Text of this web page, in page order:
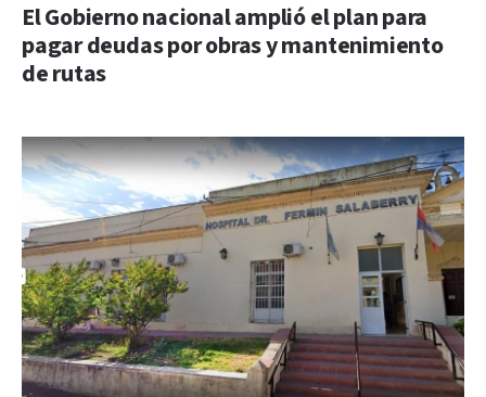
El Gobierno nacional amplió el plan para
pagar deudas por obras y mantenimiento
de rutas